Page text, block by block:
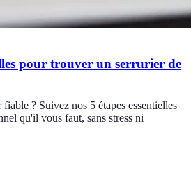
pour trouver un serrurier de
? Suivez nos 5 étapes essentielles
qu'il vous faut, sans stress ni